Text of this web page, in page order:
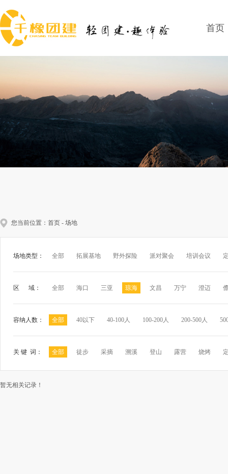
首页
您当前位置： 首页 - 场地
场地类型： 全部 拓展基地 野外探险 派对聚会 培训会议
区 域： 全部 海口 三亚 琼海 文昌 万宁 澄迈
容纳人数： 全部 40以下 40-100人 100-200人 200-500人
关 键 词： 全部 徒步 采摘 溯溪 登山 露营 烧烤
暂无相关记录！